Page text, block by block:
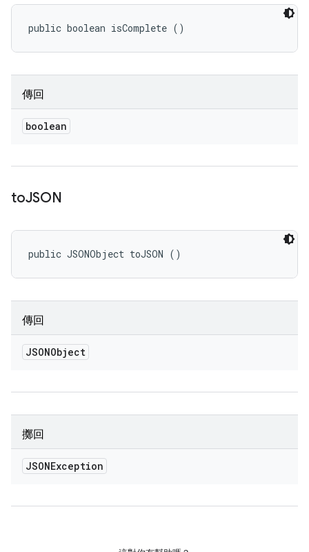
public boolean isComplete ()
傳回
boolean
toJSON
public JSONObject toJSON ()
傳回
JSONObject
擲回
JSONException